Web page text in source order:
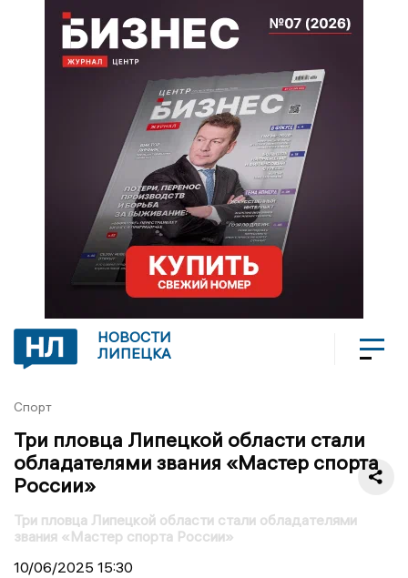
НОВОСТИ
ЛИПЕЦКА
Спорт
Три пловца Липецкой области стали
обладателями звания «Мастер спорта
России»
Три пловца Липецкой области стали обладателями
звания «Мастер спорта России»
10/06/2025 15:30